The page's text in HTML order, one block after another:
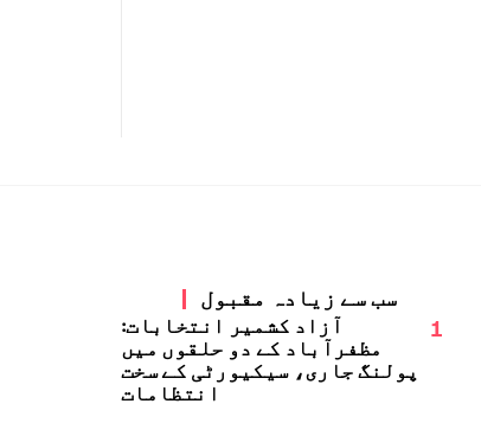
سب سے زیادہ مقبول
1
آزاد کشمیر انتخابات:
مظفرآباد کے دو حلقوں میں
پولنگ جاری، سیکیورٹی کے سخت
انتظامات